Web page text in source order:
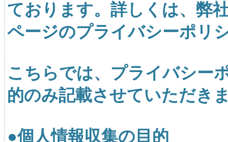
ております。詳しくは、弊
ページのプライバシーポリ
こちらでは、プライバシー
的のみ記載させていただき
●個人情報収集の目的